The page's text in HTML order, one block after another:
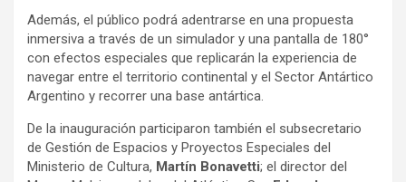
Además, el público podrá adentrarse en una propuesta
inmersiva a través de un simulador y una pantalla de 180°
con efectos especiales que replicarán la experiencia de
navegar entre el territorio continental y el Sector Antártico
Argentino y recorrer una base antártica.
De la inauguración participaron también el subsecretario
de Gestión de Espacios y Proyectos Especiales del
Ministerio de Cultura, Martín Bonavetti; el director del